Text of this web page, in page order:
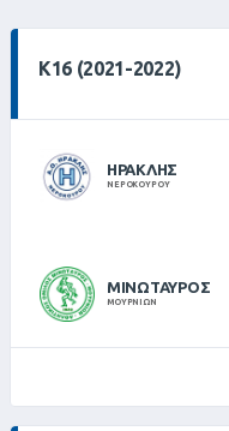
Κ16 (2021-2022)
ΗΡΑΚΛΗΣ
ΝΕΡΟΚΟΥΡΟΥ
ΜΙΝΩΤΑΥΡΟΣ
ΜΟΥΡΝΙΩΝ